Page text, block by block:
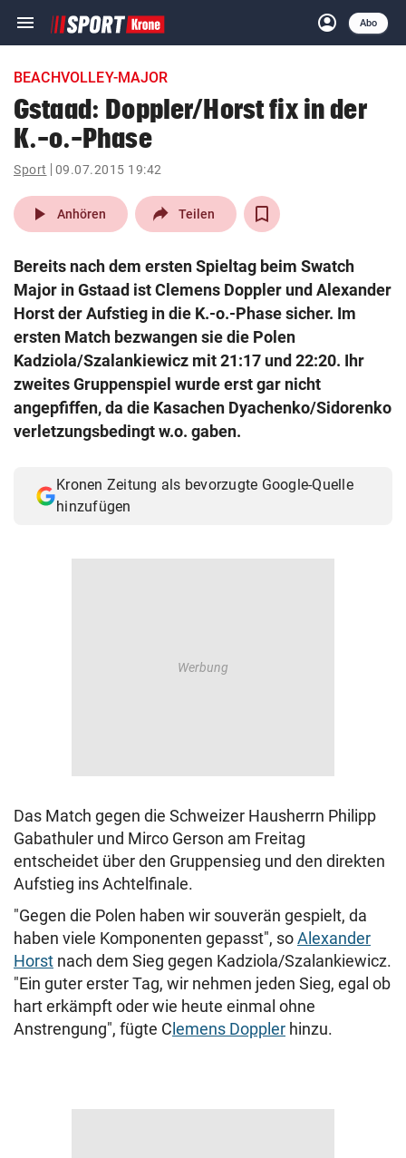
menu Navigation
ein-/ausklappen
account_circle
Anmelden
Abo
close Schließen
account_circle Anmelden
pin_drop
Wien arrow_right
search
Suchbegriff
eingeben
© Krone Multimedia GmbH & Co KG 2026
Muthgasse 2, 1190 Wien
BEACHVOLLEY-MAJOR
Gstaad: Doppler/Horst fix in der
K.-o.-Phase
Sport 09.07.2015 19:42
play_arrow Anhören Teilen
Bereits nach dem ersten Spieltag beim Swatch
Major in Gstaad ist Clemens Doppler und Alexander
Horst der Aufstieg in die K.-o.-Phase sicher. Im
ersten Match bezwangen sie die Polen
Kadziola/Szalankiewicz mit 21:17 und 22:20. Ihr
zweites Gruppenspiel wurde erst gar nicht
angepfiffen, da die Kasachen Dyachenko/Sidorenko
verletzungsbedingt w.o. gaben.
Kronen Zeitung als bevorzugte Google-Quelle
hinzufügen
Das Match gegen die Schweizer Hausherrn Philipp
Gabathuler und Mirco Gerson am Freitag
entscheidet über den Gruppensieg und den direkten
Aufstieg ins Achtelfinale.
"Gegen die Polen haben wir souverän gespielt, da
haben viele Komponenten gepasst", soAlexander
Horst nach dem Sieg gegen Kadziola/Szalankiewicz.
"Ein guter erster Tag, wir nehmen jeden Sieg, egal ob
hart erkämpft oder wie heute einmal ohne
Anstrengung", fügte C lemens Doppler hinzu.